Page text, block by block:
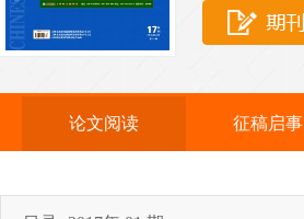
论文阅读 征稿启事